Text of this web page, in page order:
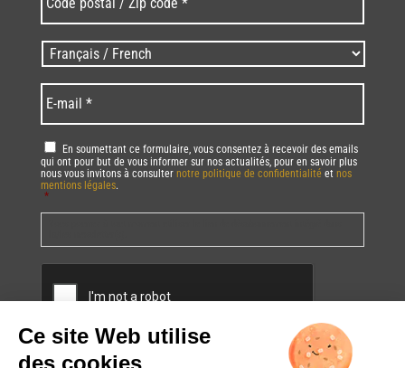
o
d
e
p
o
/
Z
i
c
o
e
*
a
n
u
e
s
/
L
a
g
u
g
*
m
a
i
l
*
R
G
P
En soumettant ce formulaire, vous consentez à recevoir des emails
qui ont pour but de vous informer sur nos actualités, pour en savoir plus
nous vous invitons à consulter notre politique de confidentialité et nos
mentions légales.
*
C
H